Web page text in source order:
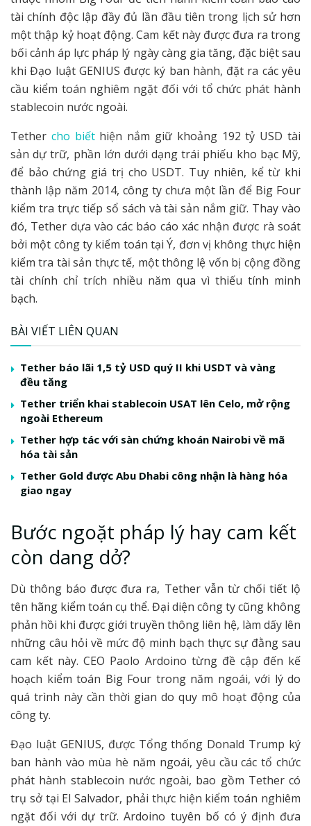
tài chính độc lập đầy đủ lần đầu tiên trong lịch sử hơn
một thập kỷ hoạt động. Cam kết này được đưa ra trong
bối cảnh áp lực pháp lý ngày càng gia tăng, đặc biệt sau
khi Đạo luật GENIUS được ký ban hành, đặt ra các yêu
cầu kiểm toán nghiêm ngặt đối với tổ chức phát hành
stablecoin nước ngoài.
Tether cho biếthiện nắm giữ khoảng 192 tỷ USD tài
sản dự trữ, phần lớn dưới dạng trái phiếu kho bạc Mỹ,
để bảo chứng giá trị cho USDT. Tuy nhiên, kể từ khi
thành lập năm 2014, công ty chưa một lần để Big Four
kiểm tra trực tiếp sổ sách và tài sản nắm giữ. Thay vào
đó, Tether dựa vào các báo cáo xác nhận được rà soát
bởi một công ty kiểm toán tại Ý, đơn vị không thực hiện
kiểm tra tài sản thực tế, một thông lệ vốn bị cộng đồng
tài chính chỉ trích nhiều năm qua vì thiếu tính minh
bạch.
BÀI VIẾT LIÊN QUAN
Tether báo lãi 1,5 tỷ USD quý II khi USDT và vàng
đều tăng
Tether triển khai stablecoin USAT lên Celo, mở rộng
ngoài Ethereum
Tether hợp tác với sàn chứng khoán Nairobi về mã
hóa tài sản
Tether Gold được Abu Dhabi công nhận là hàng hóa
giao ngay
Bước ngoặt pháp lý hay cam kết
còn dang dở?
Dù thông báo được đưa ra, Tether vẫn từ chối tiết lộ
tên hãng kiểm toán cụ thể. Đại diện công ty cũng không
phản hồi khi được giới truyền thông liên hệ, làm dấy lên
những câu hỏi về mức độ minh bạch thực sự đằng sau
cam kết này. CEO Paolo Ardoino từng đề cập đến kế
hoạch kiểm toán Big Four trong năm ngoái, với lý do
quá trình này cần thời gian do quy mô hoạt động của
công ty.
Đạo luật GENIUS, được Tổng thống Donald Trump ký
ban hành vào mùa hè năm ngoái, yêu cầu các tổ chức
phát hành stablecoin nước ngoài, bao gồm Tether có
trụ sở tại El Salvador, phải thực hiện kiểm toán nghiêm
ngặt đối với dự trữ. Ardoino tuyên bố có ý định đưa